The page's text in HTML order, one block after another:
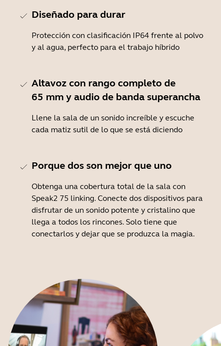
Diseñado para durar
Protección con clasificación IP64 frente al polvo
y al agua, perfecto para el trabajo híbrido
Altavoz con rango completo de
65 mm y audio de banda superancha
Llene la sala de un sonido increíble y escuche
cada matiz sutil de lo que se está diciendo
Porque dos son mejor que uno
Obtenga una cobertura total de la sala con
Speak2 75 linking. Conecte dos dispositivos para
disfrutar de un sonido potente y cristalino que
llega a todos los rincones. Solo tiene que
conectarlos y dejar que se produzca la magia.